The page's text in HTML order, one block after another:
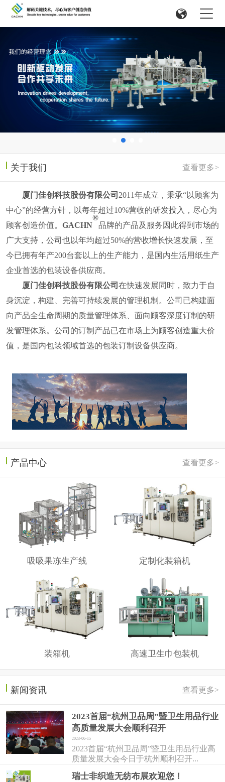
关于我们 查看更多>
厦门佳创科技股份有限公司 2011年成立， 秉承“以顾客为
中心”的经营方针，以每年超过10%营收的研发投入，尽心为
顾客创造价值。 GACHN
®
品牌的产品及服务因此得到市场的
广大支持，公司也以年均超过50%的营收增长快速发展，至
今已拥有年产200台套以上的生产能力，是国内生活用纸生产
企业首选的包装设备供应商。
厦门佳创科技股份有限公司 在快速发展同时，致力于自
身沉淀，构建、完善可持续发展的管理机制。公司已构建面
向产品全生命周期的质量管理体系、面向顾客深度订制的研
发管理体系。公司的订制产品已在市场上为顾客创造重大价
值， 是国内包装领域首选的包装订制设备供应商。
产品中心 查看更多>
吸吸果冻生产线 定制化装箱机
装箱机 高速卫生巾包装机
新闻资讯 查看更多>
2023首届“杭州卫品周”暨卫生用品行业
高质量发展大会顺利召开
2023-06-15
2023首届“杭州卫品周”暨卫生用品行业高
质量发展大会今日于杭州顺利召开...
瑞士非织造无纺布展欢迎您！